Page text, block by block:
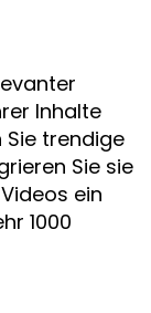
Inhalte
Sie trendige
Sie sie
ein
1000